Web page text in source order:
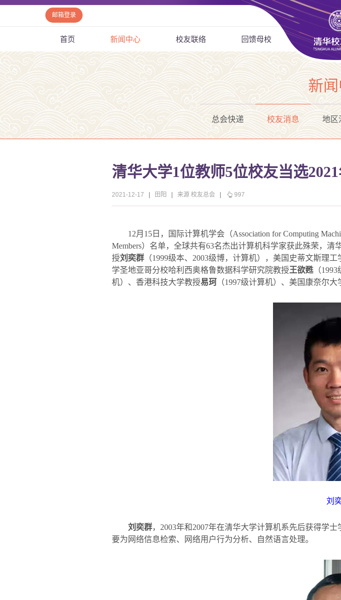
邮箱登录
首页 新闻中心 校友联络 回馈母校
新
总会快递 校友消息 地区
清华大学1位教师5位校友当选
2021-12-17 田阳 来源 校友总会 997
12月 15 日，国际计算机学会（Association for Computing
Members）名单，全球共有63名杰出计算机科学家获此殊荣，清
授刘奕群 （1999级本、 2003级博，计算机），美国史蒂文斯理工
学圣地亚哥分校哈利西奥格鲁数据科学研究院教授王欲甦 （1993
机）、香港科技大学教授易珂 （1997级计算机）、美国康奈尔大
刘
刘奕群， 2003年和2007年在清华大学计算机系先后获得学
要为网络信息检索、网络用户行为分析、自然语言处理。